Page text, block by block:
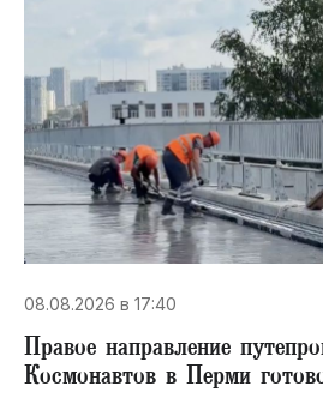
08.08.2026 в 17:40
Правое направление
Космонавтов в Перми